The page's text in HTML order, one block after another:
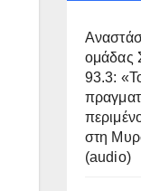
ομάδας
93.3:
στη
(audio)